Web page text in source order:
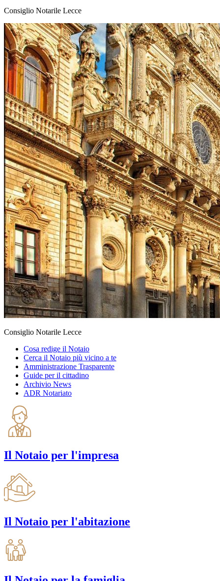
Consiglio Notarile Lecce
Consiglio Notarile Lecce
Cosa redige il Notaio
Cerca il Notaio più vicino a te
Amministrazione Trasparente
Guide per il cittadino
Archivio News
ADR Notariato
Il Notaio per l'impresa
Il Notaio per l'abitazione